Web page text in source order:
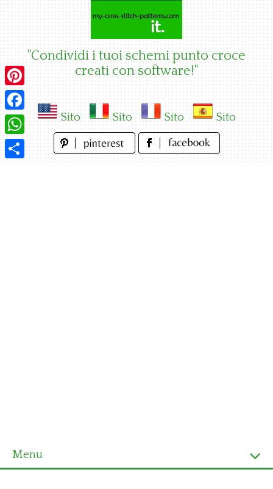
"Condividi i tuoi schemi punto croce
creati con software!"
Sito Sito Sito Sito
Menu
Pinterest
Facebook
WhatsApp